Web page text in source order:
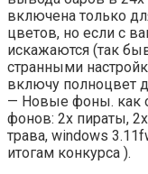
включена только
цветов, но если с
искажаются (так
странными
включу полноцвет
— Новые фоны. как
фонов: 2х пираты,
трава, windows
итогам конкурса ).